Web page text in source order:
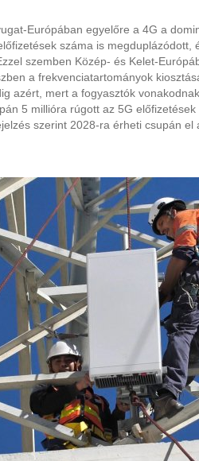
Európában egyelőre a 4G a
száma is megduplázódott,
szemben Közép- és Kelet-
a frekvenciatartományok
azért, mert a fogyasztók
5 millióra rúgott az 5G
szerint 2028-ra érheti csupán el